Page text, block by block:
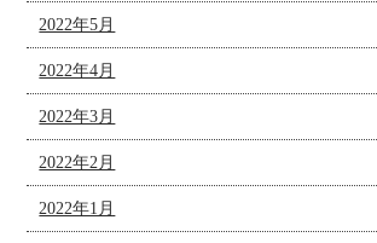
2022年5月
2022年4月
2022年3月
2022年2月
2022年1月